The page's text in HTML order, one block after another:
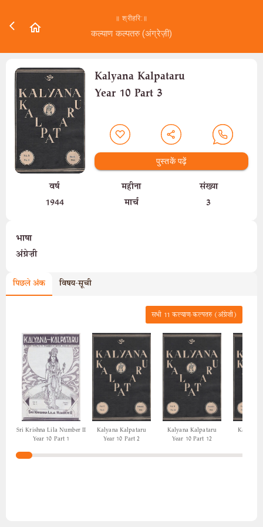
॥ श्रीहरि:॥
कल्याण कल्पतरु (अंग्रेज़ी)
Kalyana Kalpataru
Year 10 Part 3
पुस्तकें पढ़ें
वर्ष
1944
महीना
मार्च
संख्या
3
भाषा
अंग्रेज़ी
पिछले अंक विषय-सूची
सभी 11 कल्याण-कल्पतरु (अंग्रेज़ी)
Sri Krishna Lila Number II
Year 10 Part 1
Kalyana Kalpataru
Year 10 Part 2
Kalyana Kalpataru
Year 10 Part 12
Kalyana